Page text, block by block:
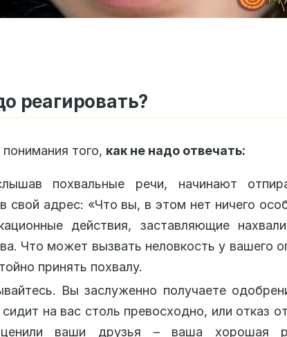
реагировать?
того, как не надо отвечать:
похвальные речи, начинают
в свой адрес: «Что вы, в этом нет ничего
действия, заставляющие
Что может вызвать неловкость у вашего
принять похвалу.
Вы заслуженно получаете
на вас столь превосходно, или отказ
ваши друзья – ваша хорошая